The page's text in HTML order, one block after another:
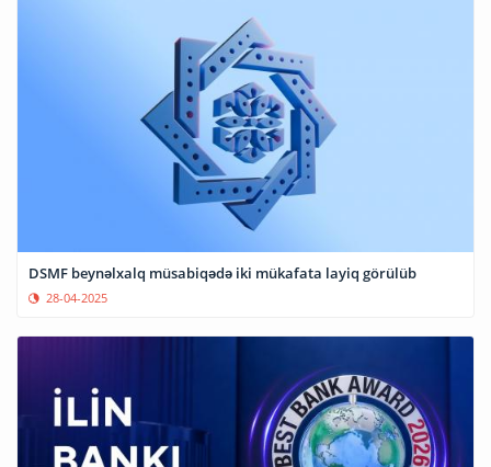
DSMF beynəlxalq müsabiqədə iki mükafata layiq görülüb
28-04-2025